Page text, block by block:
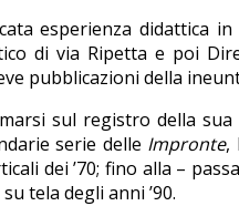
esperienza didattica
di via Ripetta e poi
pubblicazioni della
sul registro della
serie delle Impronte,
dei ’70; fino alla –
tela degli anni ’90.